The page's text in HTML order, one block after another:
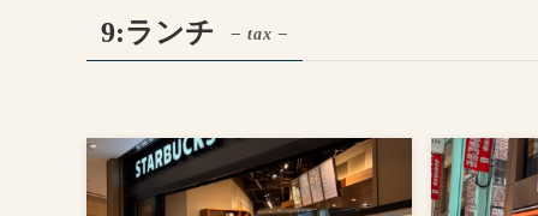
9:ランチ – tax –